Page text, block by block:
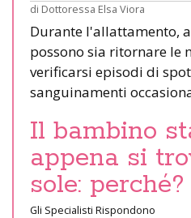
di Dottoressa Elsa Viora
Durante l'allattamento,
possono sia ritornare le
verificarsi episodi di
sanguinamenti
Il bambino
appena si
sole: perché?
Gli Specialisti Rispondono